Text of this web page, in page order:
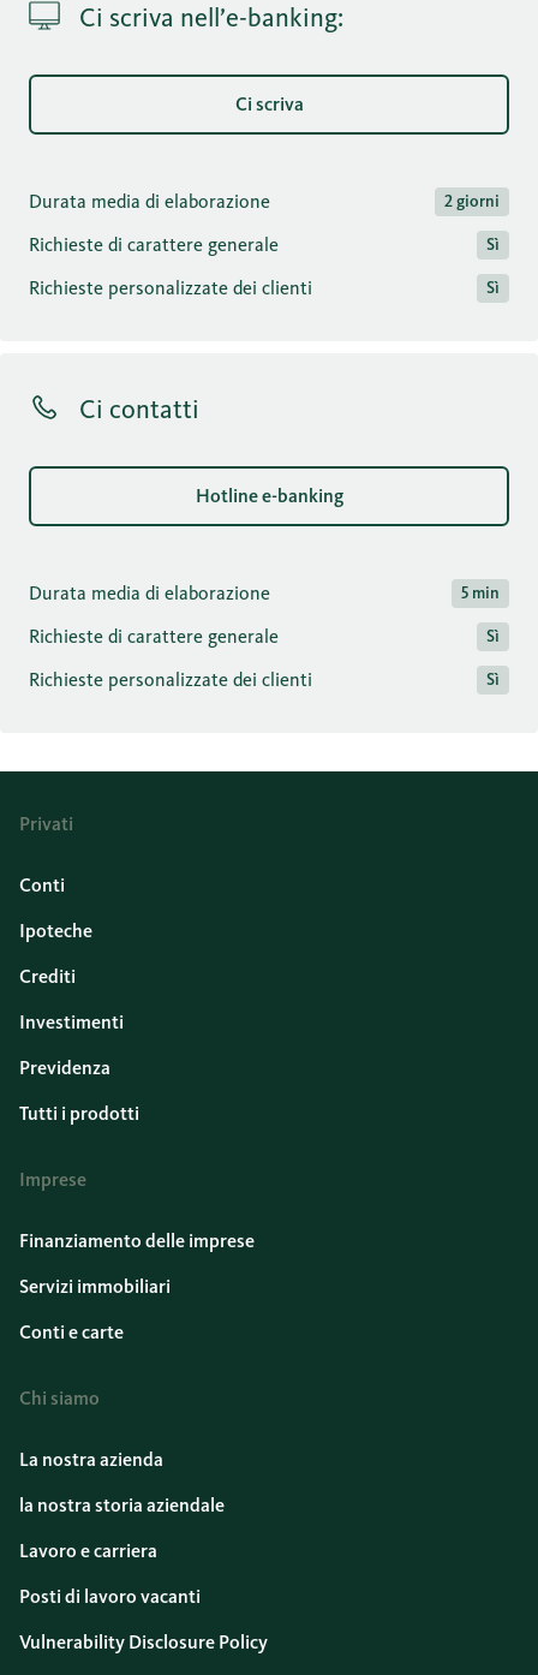
Ci scriva nell’e-banking:
Ci scriva
Durata media di elaborazione 2 giorni
Richieste di carattere generale Sì
Richieste personalizzate dei clienti Sì
Ci contatti
Hotline e-banking
Durata media di elaborazione 5 min
Richieste di carattere generale Sì
Richieste personalizzate dei clienti Sì
Privati
Conti
Ipoteche
Crediti
Investimenti
Previdenza
Tutti i prodotti
Imprese
Finanziamento delle imprese
Servizi immobiliari
Conti e carte
Chi siamo
La nostra azienda
la nostra storia aziendale
Lavoro e carriera
Posti di lavoro vacanti
Vulnerability Disclosure Policy